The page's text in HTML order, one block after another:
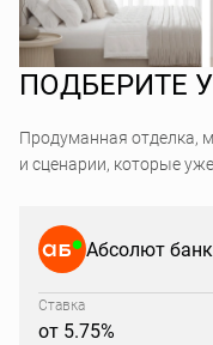
ПОДБЕРИТЕ
Продуманная отделка,
и сценарии, которые
Абсолют банк
Ставка
от 5.75%